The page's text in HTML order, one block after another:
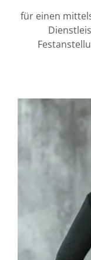
für einen